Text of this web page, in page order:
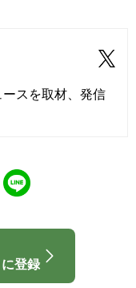
スを取材、発信
登録